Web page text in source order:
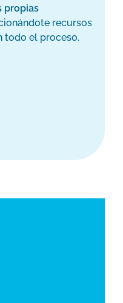
propias
recursos
todo el proceso.